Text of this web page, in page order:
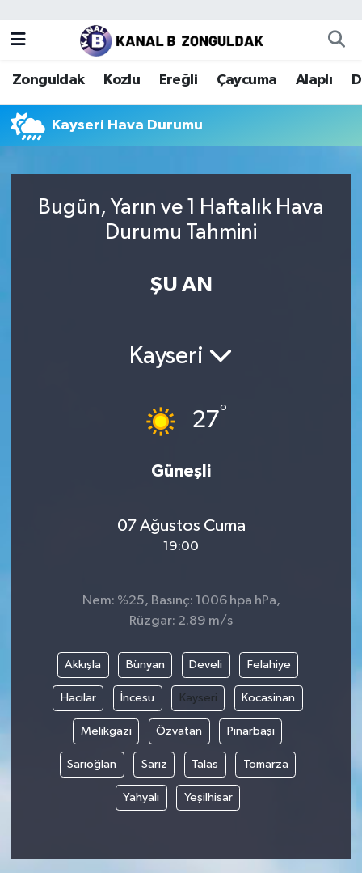
Zonguldak Kozlu Ereğli Çaycuma Alaplı
Kayseri Hava Durumu
Bugün, Yarın ve 1 Haftalık Hava
Durumu Tahmini
ŞU AN
Kayseri
27°
Güneşli
07 Ağustos Cuma
19:00
Nem: %25, Basınç: 1006 hpa hPa,
Rüzgar: 2.89 m/s
Akkışla Bünyan Develi Felahiye
Hacılar İncesu Kayseri Kocasinan
Melikgazi Özvatan Pınarbaşı
Sarıoğlan Sarız Talas Tomarza
Yahyalı Yeşilhisar
Zonguldak
Kozlu
Ereğli
Zonguldak Nöbetçi Eczaneler
Zonguldak Hava Durumu
Zonguldak Trafik Yoğunluk Haritası
Tüm Manşetler